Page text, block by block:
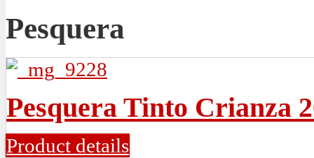
Pesquera
Pesquera Tinto Crianza
Product details